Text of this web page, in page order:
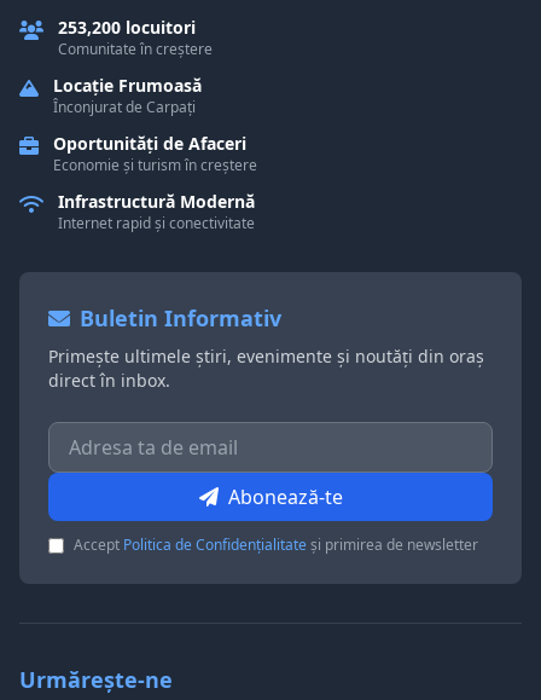
253,200 locuitori
Comunitate în creștere
Locație Frumoasă
Înconjurat de Carpați
Oportunități de Afaceri
Economie și turism în creștere
Infrastructură Modernă
Internet rapid și conectivitate
Buletin Informativ
Primește ultimele știri, evenimente și noutăți din oraș
direct în inbox.
Abonează-te
Accept Politica de Confidențialitateși primirea de newsletter
Urmărește-ne